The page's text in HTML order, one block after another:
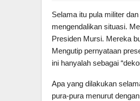
Selama itu pula militer
mengendalikan situasi.
Presiden Mursi. Mereka
Mengutip pernyataan
ini hanyalah sebagai
Apa yang dilakukan
pura-pura menurut